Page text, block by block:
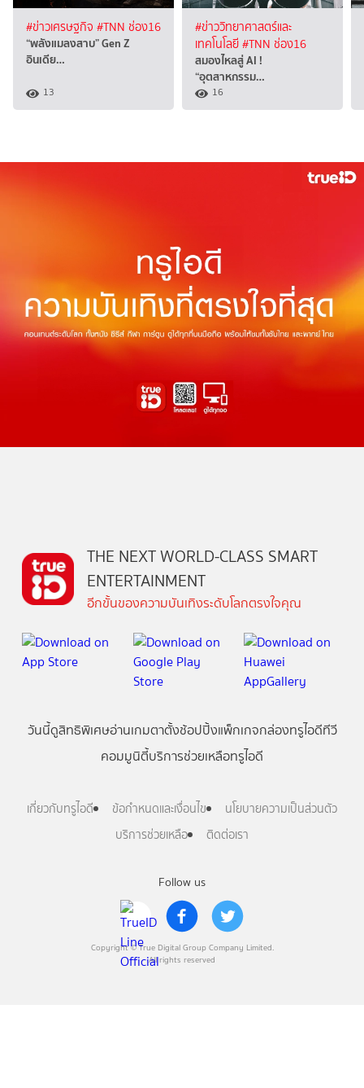
#ข่าวเศรษฐกิจ #TNN ช่อง16
“พลังแมลงสาบ” Gen Z
อินเดีย…
13
#ข่าววิทยาศาสตร์และ
เทคโนโลยี#TNN ช่อง16
สมองไหลสู่ AI !
“อุตสาหกรรม…
16
Follow us
Copyright © True Digital Group Company Limited.
All rights reserved
THE NEXT WORLD-CLASS SMART
ENTERTAINMENT
อีกขั้นของความบันเทิงระดับโลกตรงใจคุณ
วันนี้ดูสิทธิพิเศษอ่านเกมตาตั้งช้อปปิ้งแพ็กเกจกล่องทรูไอดีทีวี
คอมมูนิตี้บริการช่วยเหลือทรูไอดี
เกี่ยวกับทรูไอดี ข้อกำหนดและเงื่อนไข
นโยบายความเป็นส่วนตัว
บริการช่วยเหลือ
ติดต่อเรา